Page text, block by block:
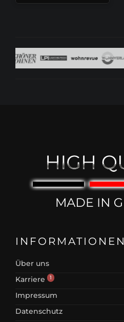
INFORMATIONEN
Über uns
Karriere
1
Impressum
Datenschutz